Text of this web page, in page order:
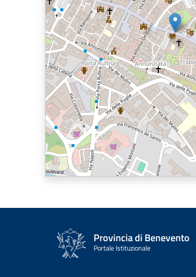
Provincia di Benevento
Portale Istituzionale